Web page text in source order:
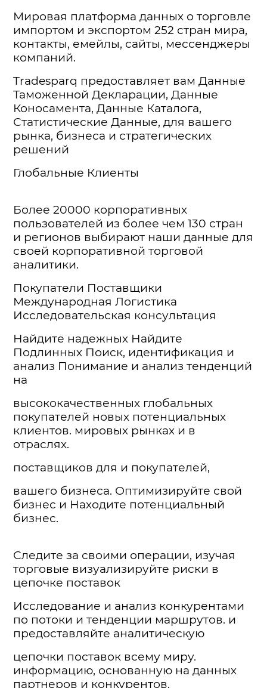
Мировая платформа данных о торговле
импортом и экспортом 252 стран мира,
контакты, емейлы, сайты, мессенджеры
компаний.
Tradesparq предоставляет вам Данные
Таможенной Декларации, Данные
Коносамента, Данные Каталога,
Статистические Данные, для вашего
рынка, бизнеса и стратегических
решений
Глобальные Клиенты
Более 20000 корпоративных
пользователей из более чем 130 стран
и регионов выбирают наши данные для
своей корпоративной торговой
аналитики.
Покупатели Поставщики
Международная Логистика
Исследовательская консультация
Найдите надежных Найдите
Подлинных Поиск, идентификация и
анализ Понимание и анализ тенденций
на
высококачественных глобальных
покупателей новых потенциальных
клиентов. мировых рынках и в
отраслях.
поставщиков для и покупателей,
вашего бизнеса. Оптимизируйте свой
бизнес и Находите потенциальный
бизнес.
Следите за своими операции, изучая
торговые визуализируйте риски в
цепочке поставок
Исследование и анализ конкурентами
по потоки и тенденции маршрутов. и
предоставляйте аналитическую
цепочки поставок всему миру.
информацию, основанную на данных
партнеров и конкурентов.